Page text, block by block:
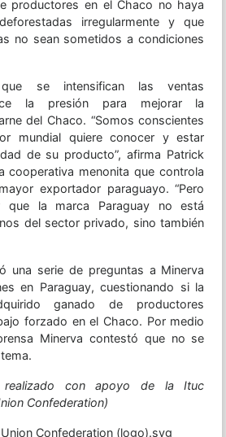
productores en el Chaco no haya
irregularmente y que
no sean sometidos a condiciones
se intensifican las ventas
la presión para mejorar la
del Chaco. “Somos conscientes
mundial quiere conocer y estar
de su producto”, afirma Patrick
cooperativa menonita que controla
exportador paraguayo. “Pero
que la marca Paraguay no está
del sector privado, sino también
una serie de preguntas a Minerva
en Paraguay, cuestionando si la
ganado de productores
forzado en el Chaco. Por medio
Minerva contestó que no se
realizado con apoyo de la Ituc
Confederation)